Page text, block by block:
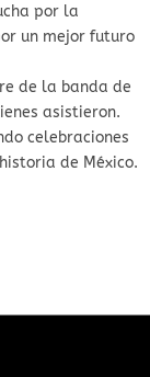
por la
un mejor futuro
de la banda de
asistieron.
celebraciones
de México.